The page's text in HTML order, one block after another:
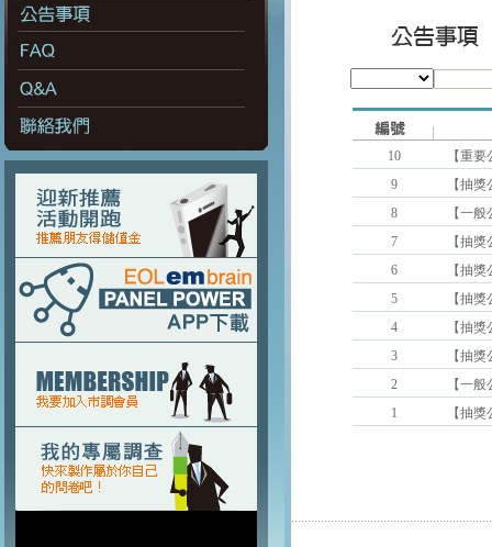
10
9
8
7
6
5
4
3
2
1